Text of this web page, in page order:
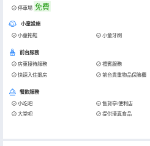
停車場 免費
小童設施
小童拖鞋 小童牙刷
前台服務
房東接待服務 禮賓服務
快速入住退房
前台貴重物品保險櫃
餐飲服務
小吃吧 售貨亭/便利店
大堂吧
提供清真食品